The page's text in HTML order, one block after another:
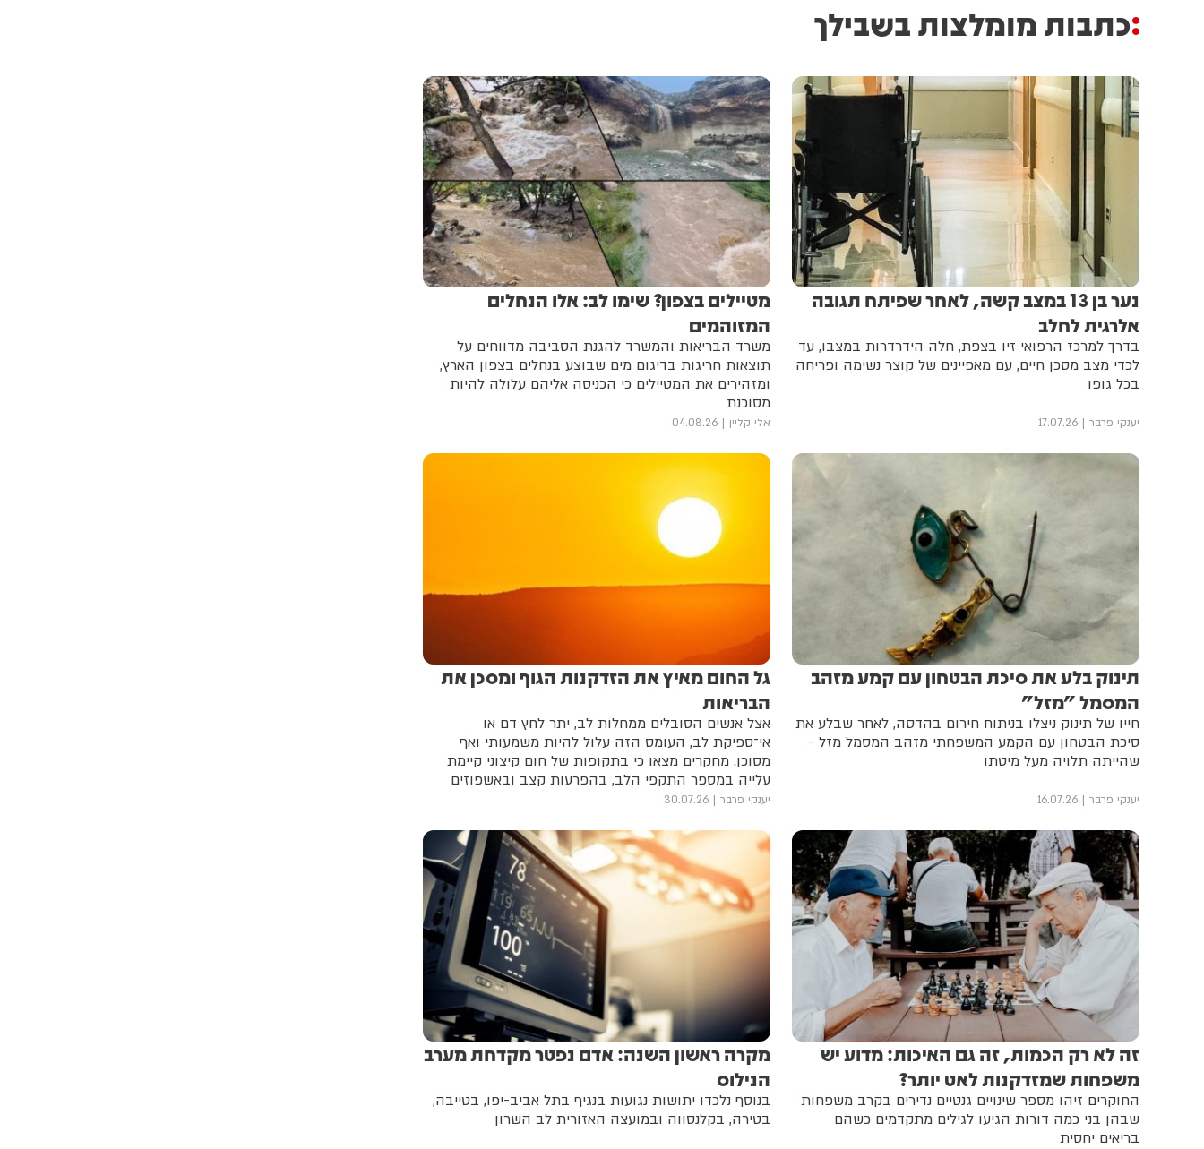
כתבות מומלצות בשבילך
נער בן 13 במצב קשה, לאחר שפיתח תגובה
אלרגית לחלב
בדרך למרכז הרפואי זיו בצפת, חלה הידרדרות במצבו, עד
לכדי מצב מסכן חיים, עם מאפיינים של קוצר נשימה ופריחה
בכל גופו
יענקי פרבר 17.07.26
מטיילים בצפון? שימו לב: אלו הנחלים
המזוהמים
משרד הבריאות והמשרד להגנת הסביבה מדווחים על
תוצאות חריגות בדיגום מים שבוצע בנחלים בצפון הארץ,
ומזהירים את המטיילים כי הכניסה אליהם עלולה להיות
מסוכנת
אלי קליין 04.08.26
תינוק בלע את סיכת הבטחון עם קמע מזהב
המסמל "מזל"
חייו של תינוק ניצלו בניתוח חירום בהדסה, לאחר שבלע את
סיכת הבטחון עם הקמע המשפחתי מזהב המסמל מזל -
שהייתה תלויה מעל מיטתו
יענקי פרבר 16.07.26
גל החום מאיץ את הזדקנות הגוף ומסכן את
הבריאות
אצל אנשים הסובלים ממחלות לב, יתר לחץ דם או
אי־ספיקת לב, העומס הזה עלול להיות משמעותי ואף
מסוכן. מחקרים מצאו כי בתקופות של חום קיצוני קיימת
עלייה במספר התקפי הלב, בהפרעות קצב ובאשפוזים
קרדיווסקולריים
יענקי פרבר 30.07.26
זה לא רק הכמות, זה גם האיכות: מדוע יש
משפחות שמזדקנות לאט יותר?
החוקרים זיהו מספר שינויים גנטיים נדירים בקרב משפחות
שבהן בני כמה דורות הגיעו לגילים מתקדמים כשהם
בריאים יחסית
מקרה ראשון השנה: אדם נפטר מקדחת מערב
הנילוס
בנוסף נלכדו יתושות נגועות בנגיף בתל אביב-יפו, בטייבה,
בטירה, בקלנסווה ובמועצה האזורית לב השרון